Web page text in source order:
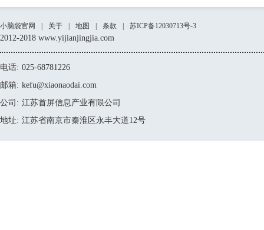
小脑袋官网 关于 地图 条款 苏ICP备12030713号-3
2012-2018 www.yijianjingjia.com
电话: 025-68781226
邮箱: kefu@xiaonaodai.com
公司: 江苏首屏信息产业有限公司
地址: 江苏省南京市秦淮区永丰大道12号